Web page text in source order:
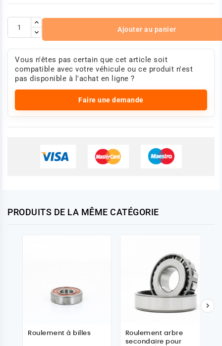
Ajouter au panier
Vous n'êtes pas certain que cet article soit
compatible avec votre véhicule ou ce produit n'est
pas disponible à l'achat en ligne ?
Faire une demande
PRODUITS DE LA MÊME CATÉGORIE
Roulement à billes
Roulement arbre
secondaire pour
